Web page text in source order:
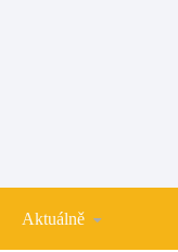
Aktuálně